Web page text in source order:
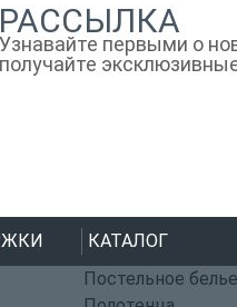
РАССЫЛКА
Узнавайте первыми о
получайте
КАТАЛОГ
Постельное белье